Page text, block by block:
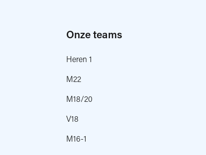
Onze teams
Heren 1
M22
M18/20
V18
M16-1